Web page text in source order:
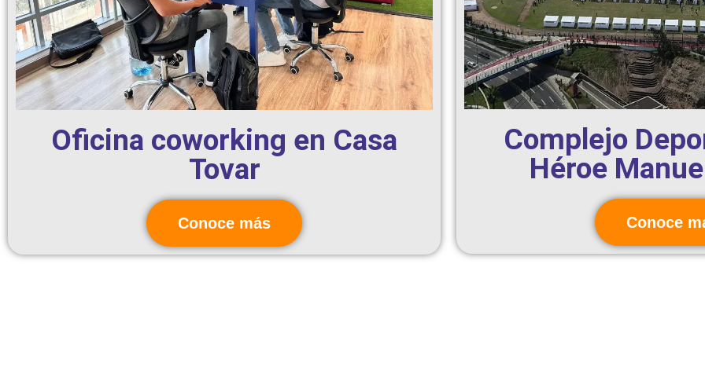
Oficina coworking en Casa
Tovar
Conoce más
Complejo
Héroe
Conoce